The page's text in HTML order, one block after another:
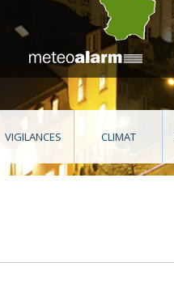
VIGILANCES CLIMAT